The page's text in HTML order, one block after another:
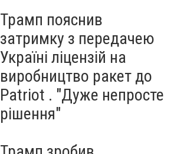
Трамп пояснив
затримку з передачею
Україні ліцензій на
виробництво ракет до
Patriot . "Дуже непросте
рішення"